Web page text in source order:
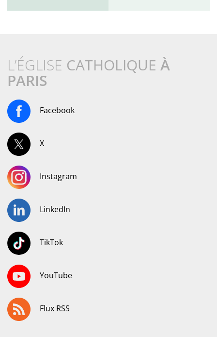
L’ÉGLISE CATHOLIQUE À
PARIS
Facebook
X
Instagram
LinkedIn
TikTok
YouTube
Flux RSS